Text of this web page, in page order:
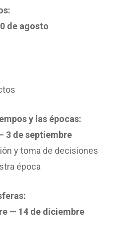
de agosto
y las épocas:
3 de septiembre
y toma de decisiones
época
— 14 de diciembre